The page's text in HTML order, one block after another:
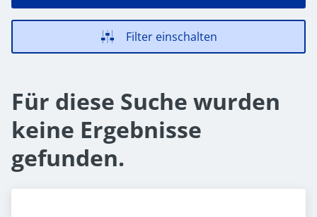
Filter einschalten
Für diese Suche wurden
keine Ergebnisse
gefunden.